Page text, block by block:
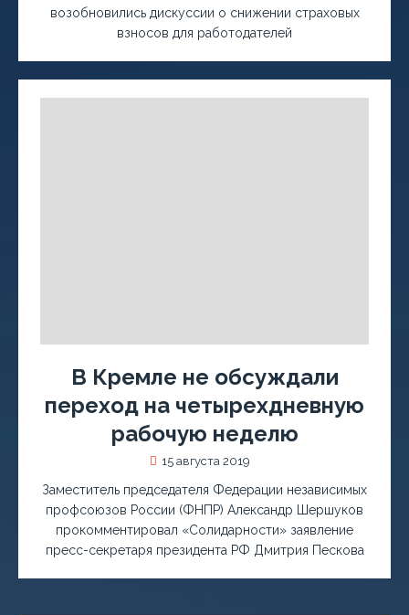
возобновились дискуссии о снижении страховых
взносов для работодателей
В Кремле не обсуждали
переход на четырехдневную
рабочую неделю
15 августа 2019
Заместитель председателя Федерации независимых
профсоюзов России (ФНПР) Александр Шершуков
прокомментировал «Солидарности» заявление
пресс-секретаря президента РФ Дмитрия Пескова